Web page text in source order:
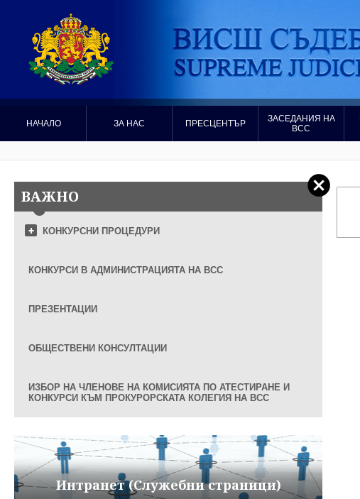
НАЧАЛО ЗА НАС ПРЕСЦЕНТЪР
ЗАСЕДАНИЯ НА
ВСС
ВАЖНО
КОНКУРСНИ ПРОЦЕДУРИ
КОНКУРСИ В АДМИНИСТРАЦИЯТА НА ВСС
ПРЕЗЕНТАЦИИ
ОБЩЕСТВЕНИ КОНСУЛТАЦИИ
ИЗБОР НА ЧЛЕНОВЕ НА КОМИСИЯТА ПО АТЕСТИРАНЕ И
КОНКУРСИ КЪМ ПРОКУРОРСКАТА КОЛЕГИЯ НА ВСС
Интранет (Служебни страници)